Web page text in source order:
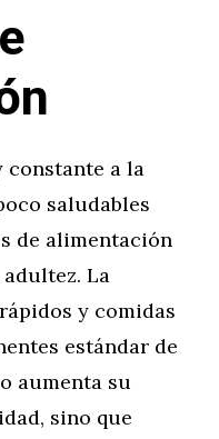
constante a la
saludables
de alimentación
La
y comidas
estándar de
aumenta su
sino que